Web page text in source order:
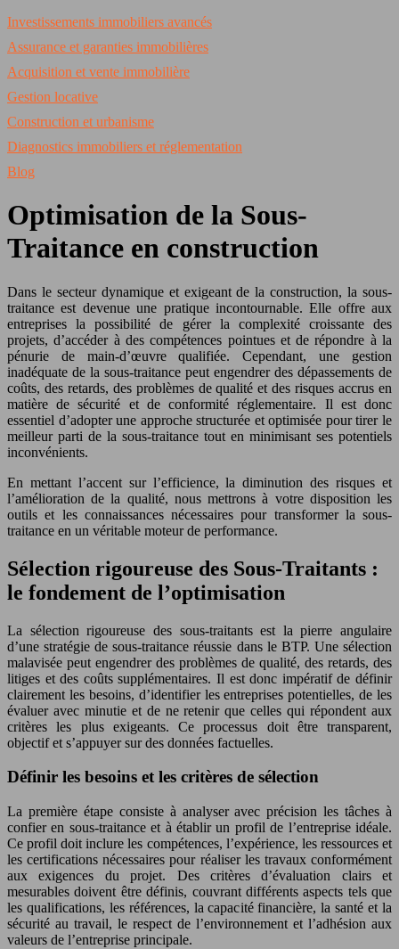
Investissements immobiliers avancés
Assurance et garanties immobilières
Acquisition et vente immobilière
Gestion locative
Construction et urbanisme
Diagnostics immobiliers et réglementation
Blog
Optimisation de la Sous-
Traitance en construction
Dans le secteur dynamique et exigeant de la construction, la sous-
traitance est devenue une pratique incontournable. Elle offre aux
entreprises la possibilité de gérer la complexité croissante des
projets, d’accéder à des compétences pointues et de répondre à la
pénurie de main-d’œuvre qualifiée. Cependant, une gestion
inadéquate de la sous-traitance peut engendrer des dépassements de
coûts, des retards, des problèmes de qualité et des risques accrus en
matière de sécurité et de conformité réglementaire. Il est donc
essentiel d’adopter une approche structurée et optimisée pour tirer le
meilleur parti de la sous-traitance tout en minimisant ses potentiels
inconvénients.
En mettant l’accent sur l’efficience, la diminution des risques et
l’amélioration de la qualité, nous mettrons à votre disposition les
outils et les connaissances nécessaires pour transformer la sous-
traitance en un véritable moteur de performance.
Sélection rigoureuse des Sous-Traitants :
le fondement de l’optimisation
La sélection rigoureuse des sous-traitants est la pierre angulaire
d’une stratégie de sous-traitance réussie dans le BTP. Une sélection
malavisée peut engendrer des problèmes de qualité, des retards, des
litiges et des coûts supplémentaires. Il est donc impératif de définir
clairement les besoins, d’identifier les entreprises potentielles, de les
évaluer avec minutie et de ne retenir que celles qui répondent aux
critères les plus exigeants. Ce processus doit être transparent,
objectif et s’appuyer sur des données factuelles.
Définir les besoins et les critères de sélection
La première étape consiste à analyser avec précision les tâches à
confier en sous-traitance et à établir un profil de l’entreprise idéale.
Ce profil doit inclure les compétences, l’expérience, les ressources et
les certifications nécessaires pour réaliser les travaux conformément
aux exigences du projet. Des critères d’évaluation clairs et
mesurables doivent être définis, couvrant différents aspects tels que
les qualifications, les références, la capacité financière, la santé et la
sécurité au travail, le respect de l’environnement et l’adhésion aux
valeurs de l’entreprise principale.